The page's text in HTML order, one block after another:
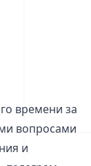
времени за
вопросами
и